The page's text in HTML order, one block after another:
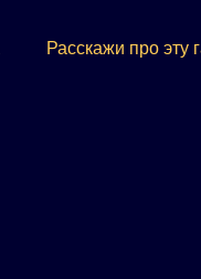
Расскажи про эту